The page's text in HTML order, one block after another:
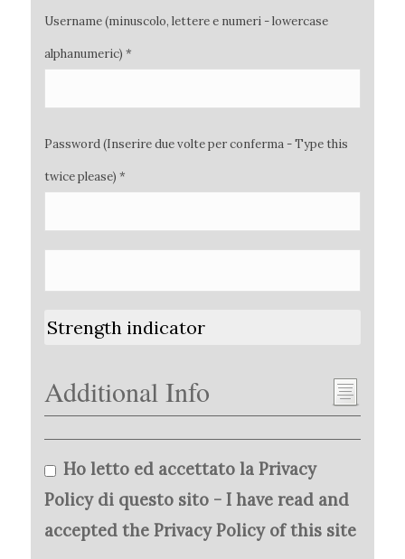
Username (minuscolo, lettere e numeri - lowercase
alphanumeric) *
Password (Inserire due volte per conferma - Type this
twice please) *
Strength indicator
Additional Info
Ho letto ed accettato la Privacy
Policy di questo sito - I have read and
accepted the Privacy Policy of this site